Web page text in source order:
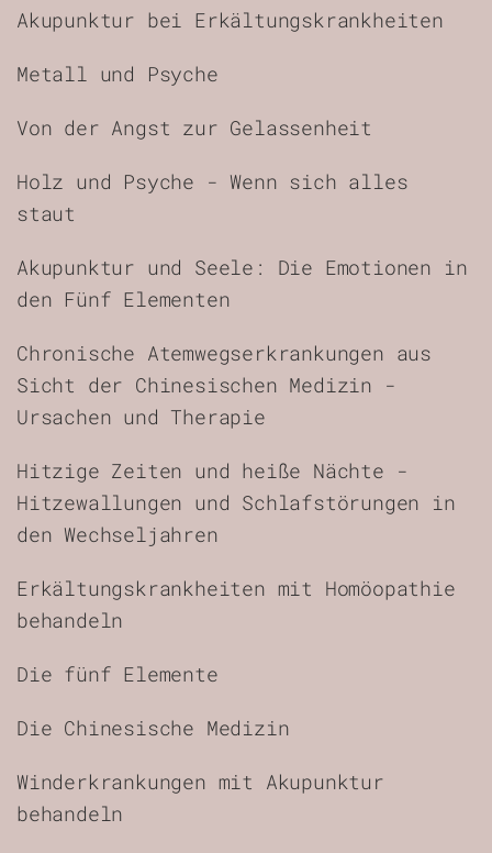
Akupunktur bei Erkältungskrankheiten
Metall und Psyche
Von der Angst zur Gelassenheit
Holz und Psyche - Wenn sich alles
staut
Akupunktur und Seele: Die Emotionen in
den Fünf Elementen
Chronische Atemwegserkrankungen aus
Sicht der Chinesischen Medizin -
Ursachen und Therapie
Hitzige Zeiten und heiße Nächte -
Hitzewallungen und Schlafstörungen in
den Wechseljahren
Erkältungskrankheiten mit Homöopathie
behandeln
Die fünf Elemente
Die Chinesische Medizin
Winderkrankungen mit Akupunktur
behandeln